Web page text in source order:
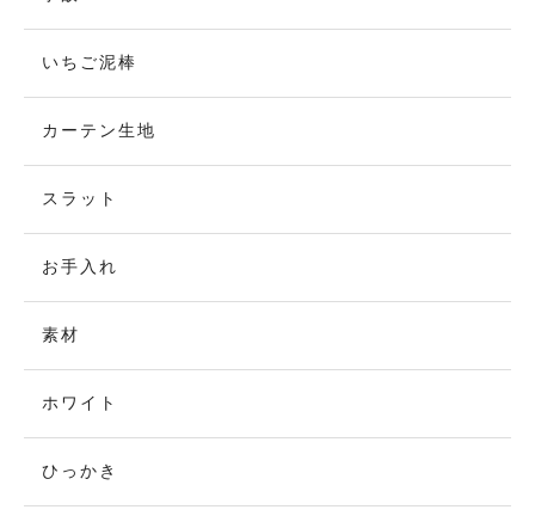
いちご泥棒
カーテン生地
スラット
お手入れ
素材
ホワイト
ひっかき